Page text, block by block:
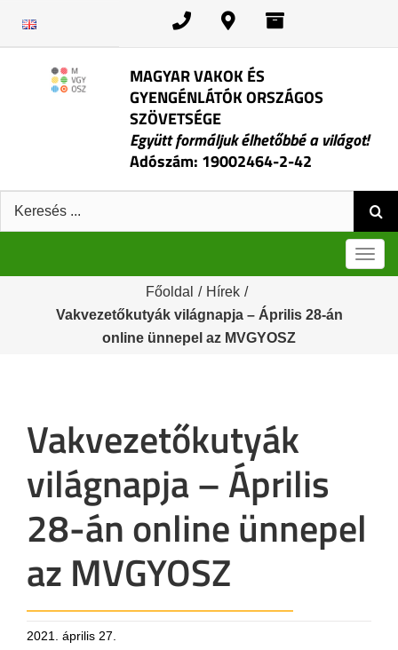
MAGYAR VAKOK ÉS
GYENGÉNLÁTÓK ORSZÁGOS
SZÖVETSÉGE
Együtt formáljuk élhetőbbé a világot!
Adószám: 19002464-2-42
Keresés:
Főoldal / Hírek /
Vakvezetőkutyák világnapja – Április 28-án
online ünnepel az MVGYOSZ
Vakvezetőkutyák
világnapja – Április
28-án online ünnepel
az MVGYOSZ
2021. április 27.